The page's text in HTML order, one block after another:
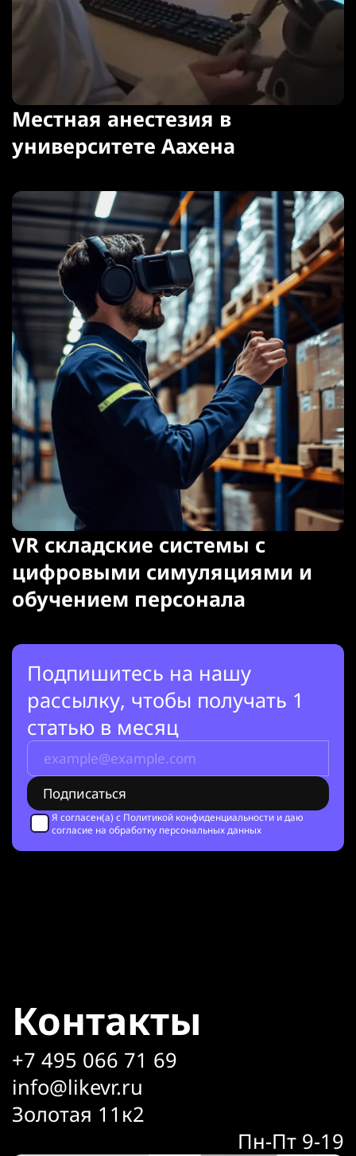
Местная анестезия в
университете Аахена
VR складские системы с
цифровыми симуляциями и
обучением персонала
Подпишитесь на нашу
рассылку, чтобы получать 1
статью в месяц
Я согласен(а) с Политикой конфиденциальности и даю
согласие на обработку персональных данных
Контакты
+7 495 066 71 69
info@likevr.ru
Золотая 11к2
Пн-Пт 9-19